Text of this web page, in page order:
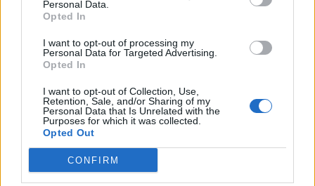
Personal Data.
Opted In
I want to opt-out of processing my
Personal Data for Targeted Advertising.
Opted In
I want to opt-out of Collection, Use,
Retention, Sale, and/or Sharing of my
Personal Data that Is Unrelated with the
Purposes for which it was collected.
Opted Out
CONFIRM
ΜΑΡΙΟΣ ΘΕΜΙΣΤΟΚΛΕΟΥΣ ΕΣΥ